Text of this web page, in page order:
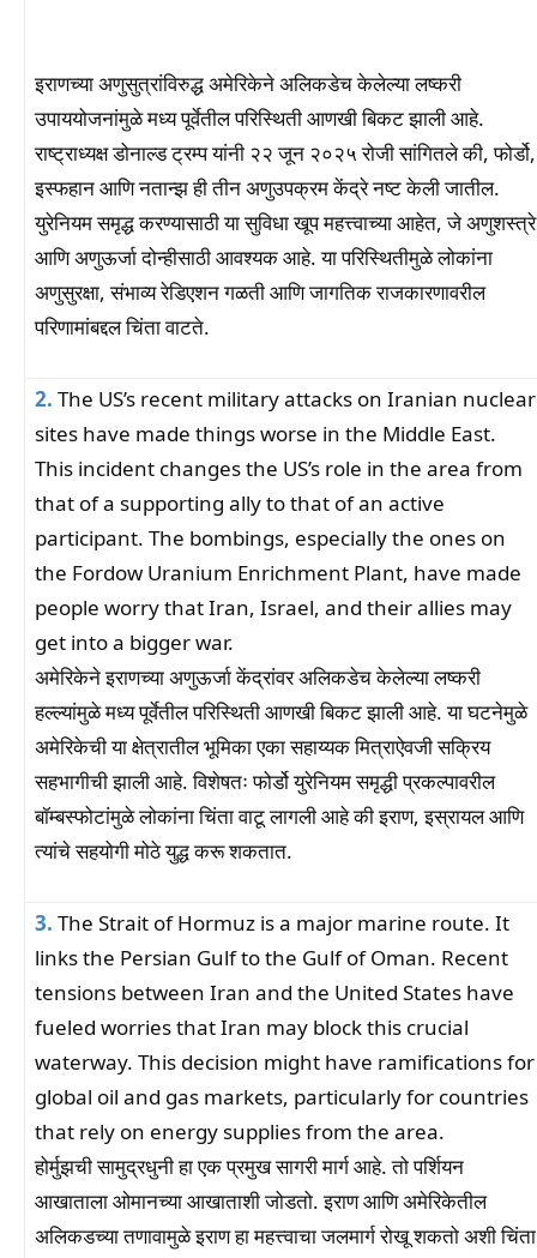
इराणच्या अणुसुत्रांविरुद्ध अमेरिकेने अलिकडेच केलेल्या लष्करी
उपाययोजनांमुळे मध्य पूर्वेतील परिस्थिती आणखी बिकट झाली आहे.
राष्ट्राध्यक्ष डोनाल्ड ट्रम्प यांनी २२ जून २०२५ रोजी सांगितले की, फोर्डो,
इस्फहान आणि नतान्झ ही तीन अणुउपक्रम केंद्रे नष्ट केली जातील.
युरेनियम समृद्ध करण्यासाठी या सुविधा खूप महत्त्वाच्या आहेत, जे अणुशस्त्रे
आणि अणुऊर्जा दोन्हीसाठी आवश्यक आहे. या परिस्थितीमुळे लोकांना
अणुसुरक्षा, संभाव्य रेडिएशन गळती आणि जागतिक राजकारणावरील
परिणामांबद्दल चिंता वाटते.
2. The US’s recent military attacks on Iranian nuclear
sites have made things worse in the Middle East.
This incident changes the US’s role in the area from
that of a supporting ally to that of an active
participant. The bombings, especially the ones on
the Fordow Uranium Enrichment Plant, have made
people worry that Iran, Israel, and their allies may
get into a bigger war.
अमेरिकेने इराणच्या अणुऊर्जा केंद्रांवर अलिकडेच केलेल्या लष्करी
हल्ल्यांमुळे मध्य पूर्वेतील परिस्थिती आणखी बिकट झाली आहे. या घटनेमुळे
अमेरिकेची या क्षेत्रातील भूमिका एका सहाय्यक मित्राऐवजी सक्रिय
सहभागीची झाली आहे. विशेषतः फोर्डो युरेनियम समृद्धी प्रकल्पावरील
बॉम्बस्फोटांमुळे लोकांना चिंता वाटू लागली आहे की इराण, इस्रायल आणि
त्यांचे सहयोगी मोठे युद्ध करू शकतात.
3. The Strait of Hormuz is a major marine route. It
links the Persian Gulf to the Gulf of Oman. Recent
tensions between Iran and the United States have
fueled worries that Iran may block this crucial
waterway. This decision might have ramifications for
global oil and gas markets, particularly for countries
that rely on energy supplies from the area.
होर्मुझची सामुद्रधुनी हा एक प्रमुख सागरी मार्ग आहे. तो पर्शियन
आखाताला ओमानच्या आखाताशी जोडतो. इराण आणि अमेरिकेतील
अलिकडच्या तणावामुळे इराण हा महत्त्वाचा जलमार्ग रोखू शकतो अशी चिंता